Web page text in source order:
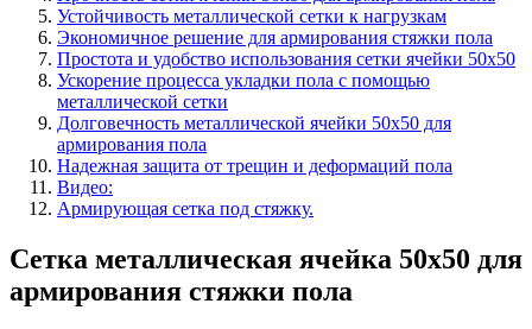
Устойчивость металлической сетки к нагрузкам
Экономичное решение для армирования стяжки пола
Простота и удобство использования сетки ячейки 50х50
Ускорение процесса укладки пола с помощью
металлической сетки
Долговечность металлической ячейки 50х50 для
армирования пола
Надежная защита от трещин и деформаций пола
Видео:
Армирующая сетка под стяжку.
Сетка металлическая ячейка 50х50 для
армирования стяжки пола